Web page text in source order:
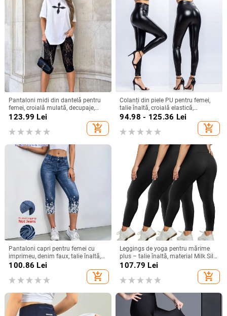
Pantaloni midi din dantelă pentru
femei, croială mulată, decupaje,
casual și petrecere
123.99 Lei
add_shopping_cart
Colanți din piele PU pentru femei,
talie înaltă, croială elastică,
călduroși, toamnă–iarna
94.98 - 125.36 Lei
add_shopping_cart
Pantaloni capri pentru femei cu
imprimeu, denim faux, talie înaltă,
croială Slim, casual, 2026
100.86 Lei
add_shopping_cart
Leggings de yoga pentru mărime
plus – talie înaltă, material Milk Silk
respirabil, amestec
poliester/spandex 80–90% / <30%
spandex, lungime până la gleznă,
107.79 Lei
add_shopping_cart